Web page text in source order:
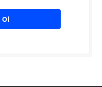
Ol